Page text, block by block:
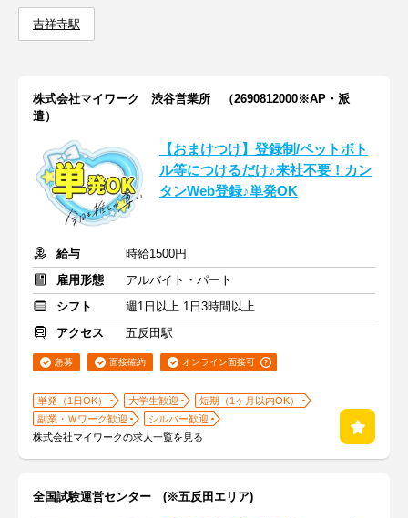
吉祥寺駅
株式会社マイワーク 渋谷営業所 （2690812000※AP・派
遣）
【おまけつけ】登録制/ペットボト
ル等につけるだけ♪来社不要！カン
タンWeb登録♪単発OK
給与
時給1500円
雇用形態
アルバイト・パート
シフト
週1日以上 1日3時間以上
アクセス
五反田駅
急募 面接確約 オンライン面接可
単発（1日OK） 大学生歓迎
短期（1ヶ月以内OK）
副業・Ｗワーク歓迎
シルバー歓迎
株式会社マイワークの求人一覧を見る
全国試験運営センター (※五反田エリア)